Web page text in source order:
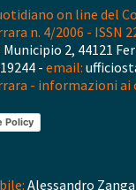
on line del
n. 4/2006 - ISSN
2, 44121
- email:
- informazioni
Policy
Alessandro